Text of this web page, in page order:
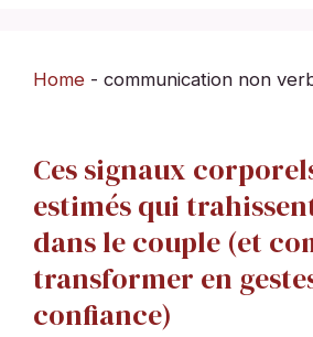
Home - communication non
Ces signaux
estimés qui
dans le couple (et
transformer en
confiance)